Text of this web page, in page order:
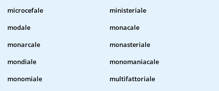
microcefale
ministeriale
modale
monacale
monarcale
monasteriale
mondiale
monomaniacale
monomiale
multifattoriale